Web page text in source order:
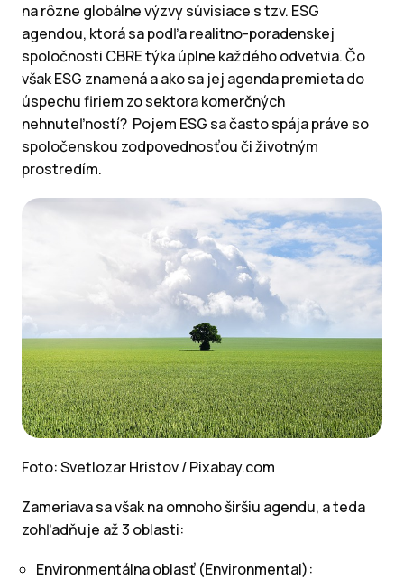
na rôzne globálne výzvy súvisiace s tzv. ESG
agendou, ktorá sa podľa realitno-poradenskej
spoločnosti CBRE týka úplne každého odvetvia. Čo
však ESG znamená a ako sa jej agenda premieta do
úspechu firiem zo sektora komerčných
nehnuteľností? Pojem ESG sa často spája práve so
spoločenskou zodpovednosťou či životným
prostredím.
Foto: Svetlozar Hristov / Pixabay.com
Zameriava sa však na omnoho širšiu agendu, a teda
zohľadňuje až 3 oblasti:
Environmentálna oblasť (Environmental):